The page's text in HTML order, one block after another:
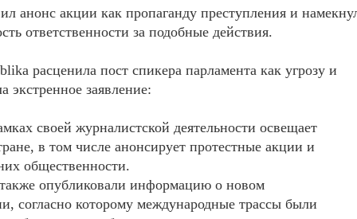
анонс акции как пропаганду преступления и
ответственности за подобные действия.
расценила пост спикера парламента как угрозу и
экстренное заявление:
своей журналистской деятельности освещает
в том числе анонсирует протестные акции и
общественности.
опубликовали информацию о новом
согласно которому международные трассы были